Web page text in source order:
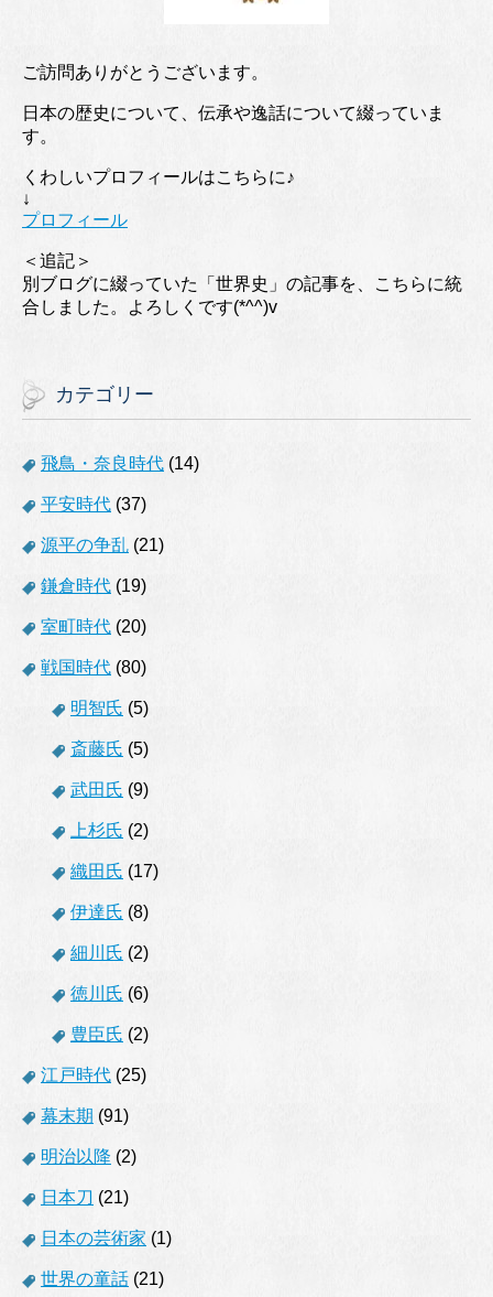
ご訪問ありがとうございます。
日本の歴史について、伝承や逸話について綴っていま
す。
くわしいプロフィールはこちらに♪
↓
プロフィール
＜追記＞
別ブログに綴っていた「世界史」の記事を、こちらに統
合しました。よろしくです(*^^)v
カテゴリー
飛鳥・奈良時代 (14)
平安時代 (37)
源平の争乱 (21)
鎌倉時代 (19)
室町時代 (20)
戦国時代 (80)
明智氏 (5)
斎藤氏 (5)
武田氏 (9)
上杉氏 (2)
織田氏 (17)
伊達氏 (8)
細川氏 (2)
徳川氏 (6)
豊臣氏 (2)
江戸時代 (25)
幕末期 (91)
明治以降 (2)
日本刀 (21)
日本の芸術家 (1)
世界の童話 (21)